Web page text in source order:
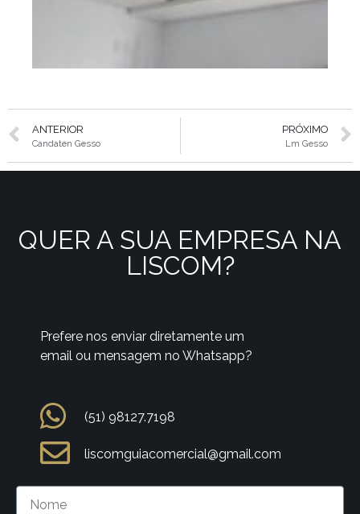
ANTERIOR
Candaten Gesso
PRÓXIMO
Lm Gesso
QUER A SUA EMPRESA NA
LISCOM?
Prefere nos enviar diretamente um
email ou mensagem no Whatsapp?
(51) 98127.7198
liscomguiacomercial@gmail.com